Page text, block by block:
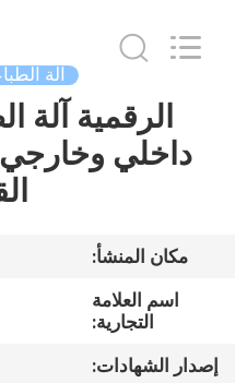
أشرطة
فيديو
حول
Supplier
آلة
الرقمية آلة
داخلي
مكان المنشأ:
اسم العلامة
التجارية:
إصدار الشهادات: